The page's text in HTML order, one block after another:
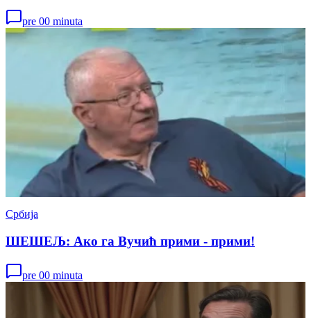
pre 00 minuta
Србија
ШЕШЕЉ: Ако га Вучић прими - прими!
pre 00 minuta